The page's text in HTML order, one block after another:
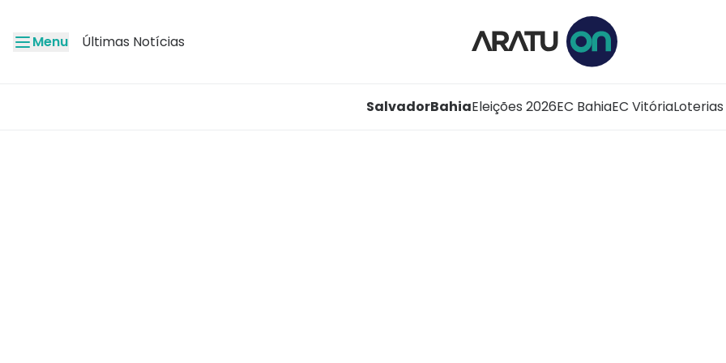
Menu Últimas Notícias
SalvadorBahiaEleições 2026EC BahiaEC VitóriaLoterias